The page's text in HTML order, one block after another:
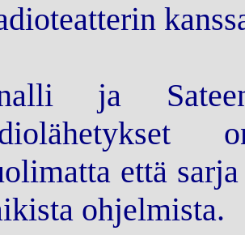
ja
että
ohjelmista.